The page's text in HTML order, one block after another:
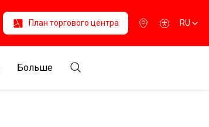
План торгового центра RU
Больше